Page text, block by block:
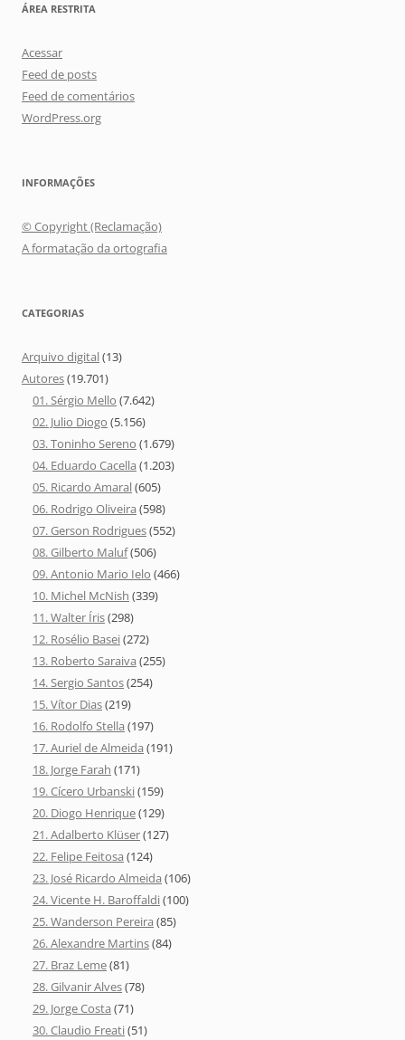
ÁREA RESTRITA
Acessar
Feed de posts
Feed de comentários
WordPress.org
INFORMAÇÕES
© Copyright (Reclamação)
A formatação da ortografia
CATEGORIAS
Arquivo digital(13)
Autores(19.701)
01. Sérgio Mello (7.642)
02. Julio Diogo (5.156)
03. Toninho Sereno (1.679)
04. Eduardo Cacella (1.203)
05. Ricardo Amaral(605)
06. Rodrigo Oliveira (598)
07. Gerson Rodrigues(552)
08. Gilberto Maluf(506)
09. Antonio Mario Ielo (466)
10. Michel McNish (339)
11. Walter Íris(298)
12. Rosélio Basei(272)
13. Roberto Saraiva (255)
14. Sergio Santos(254)
15. Vítor Dias(219)
16. Rodolfo Stella (197)
17. Auriel de Almeida (191)
18. Jorge Farah (171)
19. Cícero Urbanski(159)
20. Diogo Henrique(129)
21. Adalberto Klüser(127)
22. Felipe Feitosa (124)
23. José Ricardo Almeida (106)
24. Vicente H. Baroffaldi(100)
25. Wanderson Pereira (85)
26. Alexandre Martins(84)
27. Braz Leme(81)
28. Gilvanir Alves(78)
29. Jorge Costa (71)
30. Claudio Freati(51)